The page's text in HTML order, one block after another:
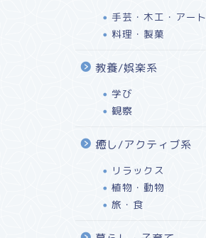
手芸・木工・アート
料理・製菓
教養/娯楽系
学び
観察
癒し/アクティブ系
リラックス
植物・動物
旅・食